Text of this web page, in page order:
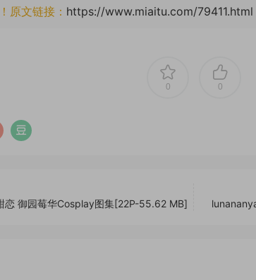
原文链接： https://www.miaitu.com/79411.html
0 0
恋 御园莓华Cosplay图集[22P-55.62 MB]